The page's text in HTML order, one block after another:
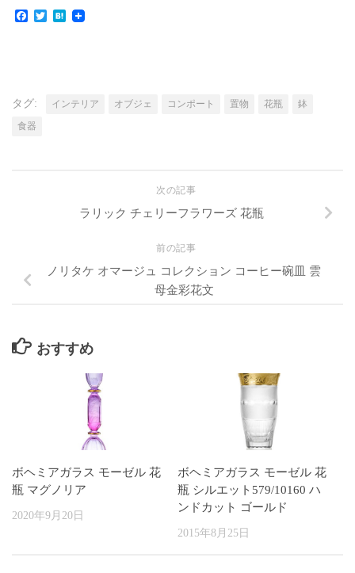
Facebook
TwitterHatena
タグ: インテリア オブジェ コンポート 置物 花瓶
鉢
食器
次の記事
ラリック チェリーフラワーズ 花瓶
前の記事
ノリタケ オマージュ コレクション コーヒー碗皿 雲
母金彩花文
おすすめ
ボヘミアガラス モーゼル 花
瓶 マグノリア
2020年9月20日
ボヘミアガラス モーゼル 花
瓶 シルエット579/10160 ハ
ンドカット ゴールド
2015年8月25日